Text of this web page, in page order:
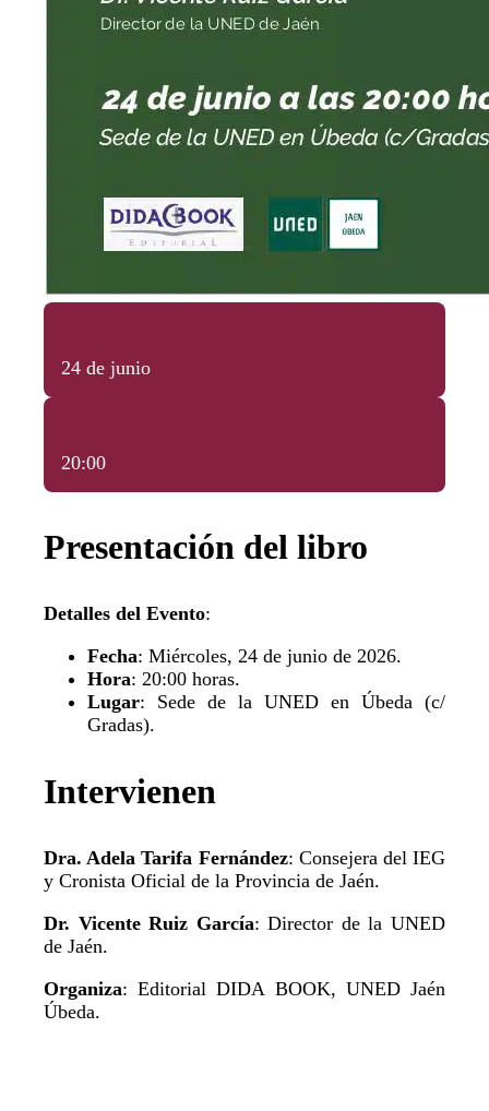
24 de junio
20:00
Presentación del libro
Detalles del Evento:
Fecha: Miércoles, 24 de junio de 2026.
Hora: 20:00 horas.
Lugar: Sede de la UNED en Úbeda (c/
Gradas).
Intervienen
Dra. Adela Tarifa Fernández: Consejera del IEG
y Cronista Oficial de la Provincia de Jaén.
Dr. Vicente Ruiz García: Director de la UNED
de Jaén.
Organiza: Editorial DIDA BOOK, UNED Jaén
Úbeda.